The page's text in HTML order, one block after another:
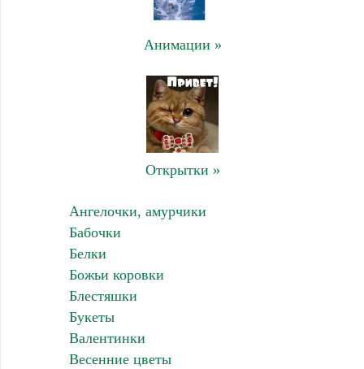
Анимации »
Открытки »
Ангелочки, амурчики
Бабочки
Белки
Божьи коровки
Блестяшки
Букеты
Валентинки
Весенние цветы